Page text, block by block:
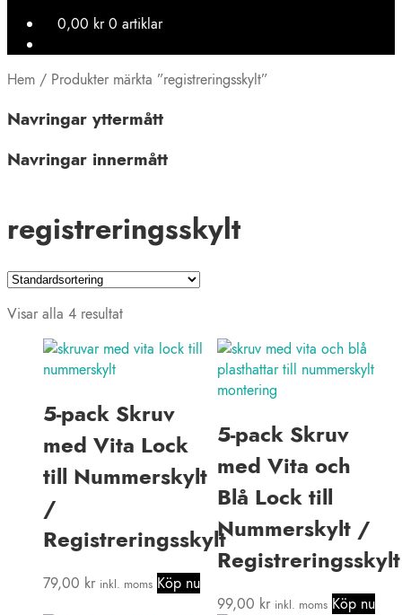
0,00 kr 0 artiklar
Hem / Produkter märkta ”registreringsskylt”
registreringsskylt
Visar alla 4 resultat
5-pack Skruv
med Vita Lock
till Nummerskylt
/
Registreringsskylt
79,00 kr inkl. moms Köp nu
5-pack Skruv
med Vita och
Blå Lock till
Nummerskylt /
Registreringsskylt
99,00 kr inkl. moms Köp nu
Navringar yttermått
Navringar innermått